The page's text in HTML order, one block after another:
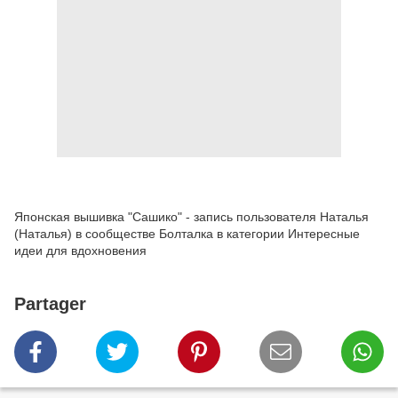
Японская вышивка "Сашико" - запись пользователя Наталья
(Наталья) в сообществе Болталка в категории Интересные
идеи для вдохновения
Partager